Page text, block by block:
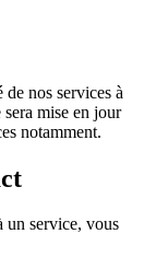
nos services à
sera mise en jour
notamment.
un service, vous